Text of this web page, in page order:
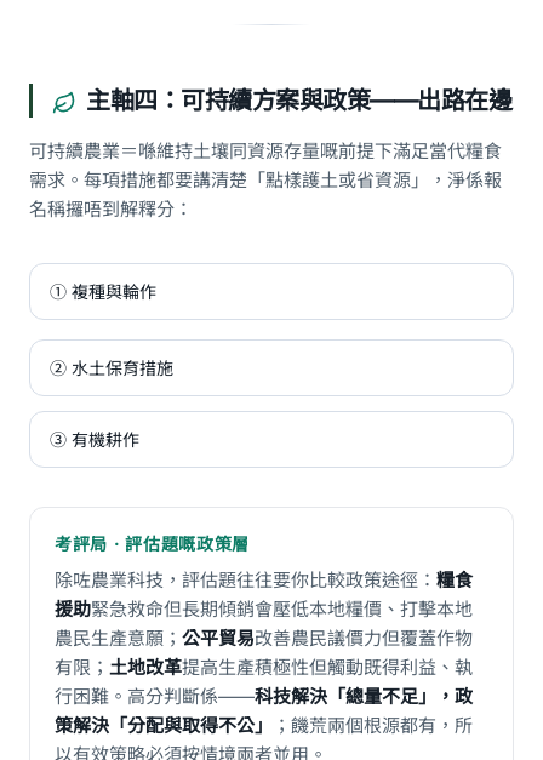
主軸四：可持續方案與政策——出路在邊
可持續農業＝喺維持土壤同資源存量嘅前提下滿足當代糧食
需求。每項措施都要講清楚「點樣護土或省資源」，淨係報
名稱攞唔到解釋分：
① 複種與輪作
② 水土保育措施
③ 有機耕作
考評局 · 評估題嘅政策層
除咗農業科技，評估題往往要你比較政策途徑： 糧食
援助緊急救命但長期傾銷會壓低本地糧價、打擊本地
農民生產意願； 公平貿易改善農民議價力但覆蓋作物
有限； 土地改革提高生產積極性但觸動既得利益、執
行困難。高分判斷係——科技解決「總量不足」，政
策解決「分配與取得不公」
；饑荒兩個根源都有，所
以有效策略必須按情境兩者並用。